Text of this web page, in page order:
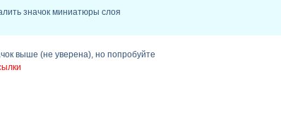
значок миниатюры слоя
выше (не уверена), но попробуйте